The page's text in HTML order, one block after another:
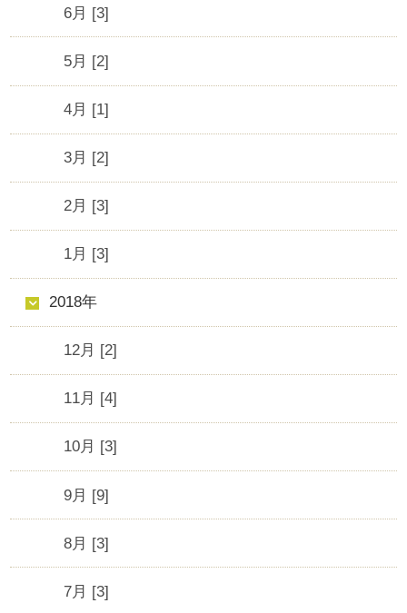
6月 [3]
5月 [2]
4月 [1]
3月 [2]
2月 [3]
1月 [3]
2018年
12月 [2]
11月 [4]
10月 [3]
9月 [9]
8月 [3]
7月 [3]